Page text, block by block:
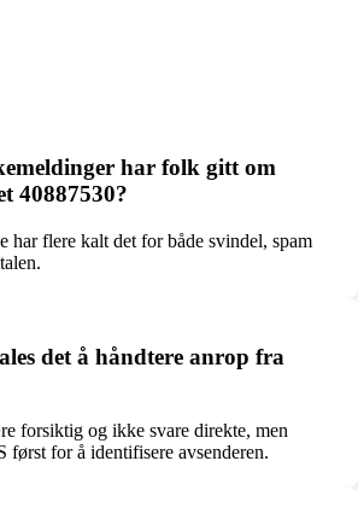
har folk gitt om
40887530?
har flere kalt det for både svindel, spam
det å håndtere anrop fra
forsiktig og ikke svare direkte, men
først for å identifisere avsenderen.